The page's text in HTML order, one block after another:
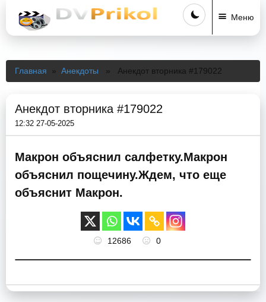
Меню
Главная » Анекдоты » Анекдот вторника #179022
Анекдот вторника #179022
12:32 27-05-2025
Макрон объяснил салфетку.Макрон
объяснил пощечину.Ждем, что еще
объяснит Макрон.
12686 0